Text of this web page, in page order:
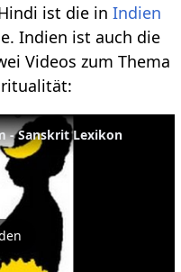
ist die inIndien
Indien ist auch die
Videos zum Thema
- Sanskrit Lexikon